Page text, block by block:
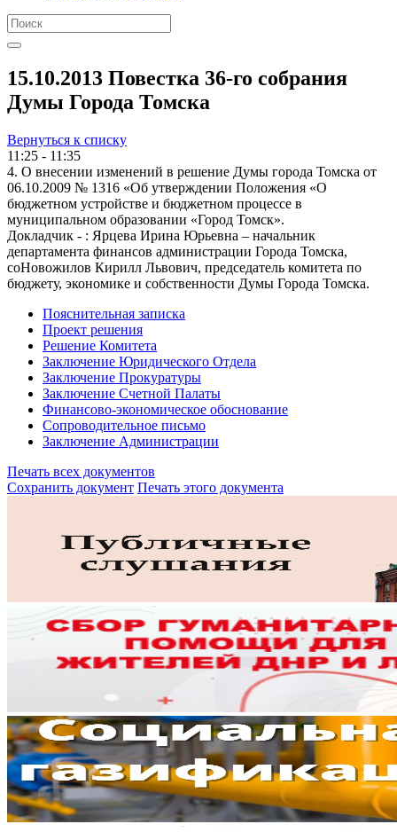
15.10.2013 Повестка 36-го собрания
Думы Города Томска
Вернуться к списку
11:25 - 11:35
4. О внесении изменений в решение Думы города Томска от
06.10.2009 № 1316 «Об утверждении Положения «О
бюджетном устройстве и бюджетном процессе в
муниципальном образовании «Город Томск».
Докладчик - : Ярцева Ирина Юрьевна – начальник
департамента финансов администрации Города Томска,
соНовожилов Кирилл Львович, председатель комитета по
бюджету, экономике и собственности Думы Города Томска.
Пояснительная записка
Проект решения
Решение Комитета
Заключение Юридического Отдела
Заключение Прокуратуры
Заключение Счетной Палаты
Финансово-экономическое обоснование
Сопроводительное письмо
Заключение Администрации
Печать всех документов
Сохранить документ Печать этого документа